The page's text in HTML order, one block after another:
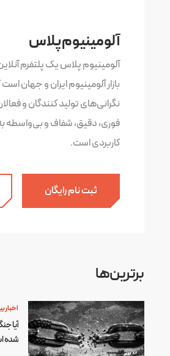
آلومینیوم پلاس
آلومینیوم پلاس یک پلتفرم
بازار آلومینیوم ایران و جهان
نگرانی‌های تولید کنندگان و
فوری، دقیق، شفاف و بی‌واسطه
کاربردی است.
ثبت نام رایگان
برترین‌ها
اخبار
آیا
شده